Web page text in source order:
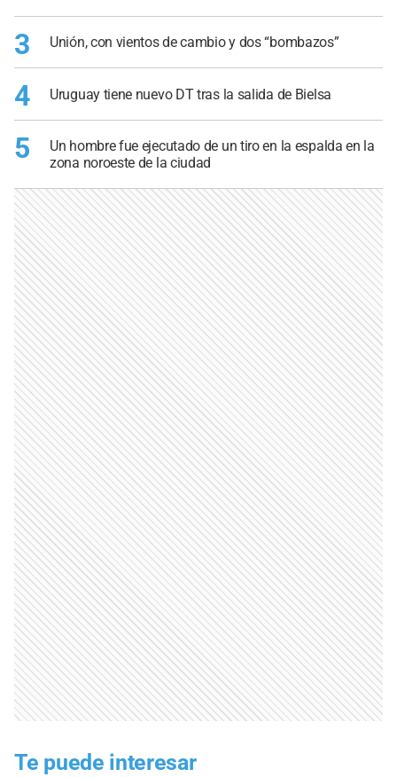
3 Unión, con vientos de cambio y dos “bombazos”
4 Uruguay tiene nuevo DT tras la salida de Bielsa
5
Un hombre fue ejecutado de un tiro en la espalda en la
zona noroeste de la ciudad
Te puede interesar